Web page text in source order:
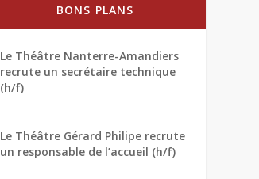
BONS PLANS
Le Théâtre Nanterre-Amandiers
recrute un secrétaire technique
(h/f)
Le Théâtre Gérard Philipe recrute
un responsable de l’accueil (h/f)